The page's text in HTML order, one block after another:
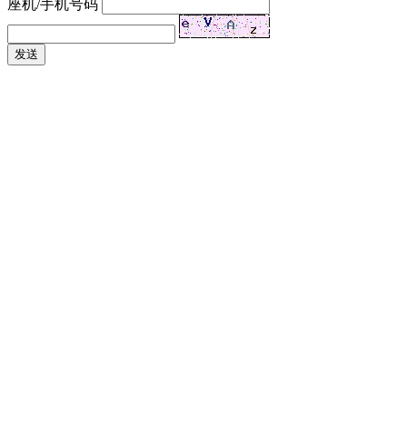
座机/手机号码